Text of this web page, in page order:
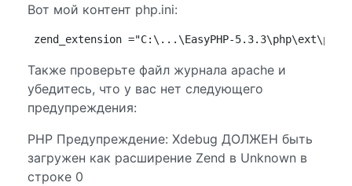
Вот мой контент php.ini:
zend_extension ="C:\...\EasyPHP-
Также проверьте файл журнала apache и
убедитесь, что у вас нет следующего
предупреждения:
PHP Предупреждение: Xdebug ДОЛЖЕН быть
загружен как расширение Zend в Unknown в
строке 0